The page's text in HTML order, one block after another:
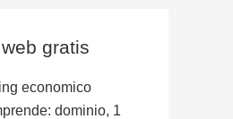
gratis
economico
dominio, 1